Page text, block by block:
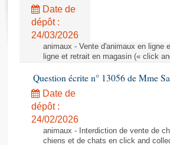
Rapports législatifs
Rapports sur l'application des lois
Baromètre de l’application des lois
Dossiers législatifs
Budget et sécurité sociale
Questions écrites et orales
Comptes rendus des débats
Date de
dépôt :
24/03/2026
animaux - Vente d'animaux en ligne
ligne et retrait en magasin (« click
Question écrite n° 13056 de Mme
Date de
dépôt :
24/02/2026
animaux - Interdiction de vente de
chiens et de chats en click and